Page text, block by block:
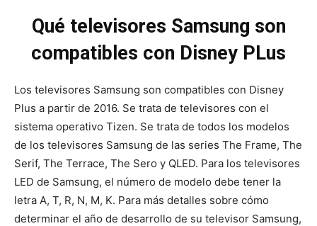
Qué televisores Samsung son
compatibles con Disney PLus
Los televisores Samsung son compatibles con Disney
Plus a partir de 2016. Se trata de televisores con el
sistema operativo Tizen. Se trata de todos los modelos
de los televisores Samsung de las series The Frame, The
Serif, The Terrace, The Sero y QLED. Para los televisores
LED de Samsung, el número de modelo debe tener la
letra A, T, R, N, M, K. Para más detalles sobre cómo
determinar el año de desarrollo de su televisor Samsung,